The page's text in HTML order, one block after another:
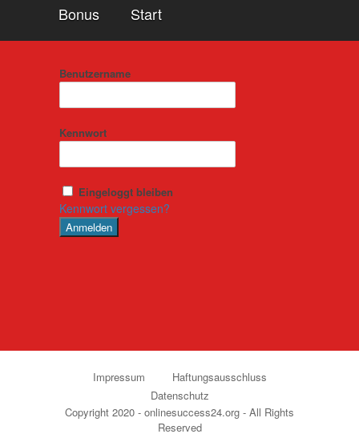
Bonus Start
Benutzername
Kennwort
Eingeloggt bleiben
Kennwort vergessen?
Impressum
Haftungsausschluss
Datenschutz
Copyright 2020 - onlinesuccess24.org - All Rights
Reserved